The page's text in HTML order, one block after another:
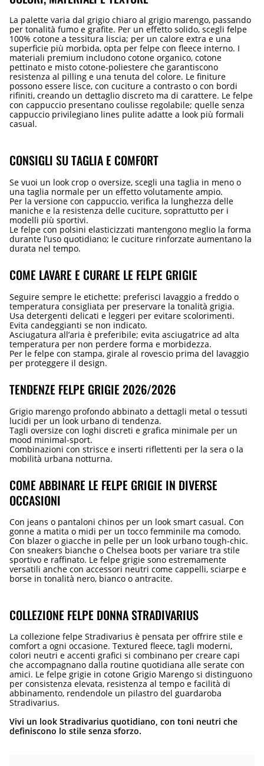
La palette varia dal grigio chiaro al grigio marengo, passando
per tonalità fumo e grafite. Per un effetto solido, scegli felpe
100% cotone a tessitura liscia; per un calore extra e una
superficie più morbida, opta per felpe con fleece interno. I
materiali premium includono cotone organico, cotone
pettinato e misto cotone-poliestere che garantiscono
resistenza al pilling e una tenuta del colore. Le finiture
possono essere lisce, con cuciture a contrasto o con bordi
rifiniti, creando un dettaglio discreto ma di carattere. Le felpe
con cappuccio presentano coulisse regolabile; quelle senza
cappuccio privilegiano lines pulite adatte a look più formali
casual.
CONSIGLI SU TAGLIA E COMFORT
Se vuoi un look crop o oversize, scegli una taglia in meno o
una taglia normale per un effetto volutamente ampio.
Per la versione con cappuccio, verifica la lunghezza delle
maniche e la resistenza delle cuciture, soprattutto per i
modelli più sportivi.
Le felpe con polsini elasticizzati mantengono meglio la forma
durante l’uso quotidiano; le cuciture rinforzate aumentano la
durata nel tempo.
COME LAVARE E CURARE LE FELPE GRIGIE
Seguire sempre le etichette: preferisci lavaggio a freddo o
temperatura consigliata per preservare la tonalità grigia.
Usa detergenti delicati e leggeri per evitare scolorimenti.
Evita candeggianti se non indicato.
Asciugatura all’aria è preferibile; evita asciugatrice ad alta
temperatura per non perdere forma e morbidezza.
Per le felpe con stampa, girale al rovescio prima del lavaggio
per proteggere il design.
TENDENZE FELPE GRIGIE 2026/2026
Grigio marengo profondo abbinato a dettagli metal o tessuti
lucidi per un look urbano di tendenza.
Tagli oversize con loghi discreti e grafica minimale per un
mood minimal-sport.
Combinazioni con strisce e inserti riflettenti per la sera o la
mobilità urbana notturna.
COME ABBINARE LE FELPE GRIGIE IN DIVERSE
OCCASIONI
Con jeans o pantaloni chinos per un look smart casual. Con
gonne a matita o midi per un tocco femminile ma comodo.
Con blazer o giacche in pelle per un look urbano tough-chic.
Con sneakers bianche o Chelsea boots per variare tra stile
sportivo e raffinato. Le felpe grigie sono estremamente
versatili anche con accessori neutri come cappelli, sciarpe e
borse in tonalità nero, bianco o antracite.
COLLEZIONE FELPE DONNA STRADIVARIUS
La collezione felpe Stradivarius è pensata per offrire stile e
comfort a ogni occasione. Textured fleece, tagli moderni,
colori neutri e accenti grafici si combinano per creare capi
che accompagnano dalla routine quotidiana alle serate con
amici. Le felpe grigie in cotone Grigio Marengo si distinguono
per consistenza elevata, resistenza al tempo e facilità di
abbinamento, rendendole un pilastro del guardaroba
Stradivarius.
Vivi un look Stradivarius quotidiano, con toni neutri che
definiscono lo stile senza sforzo.